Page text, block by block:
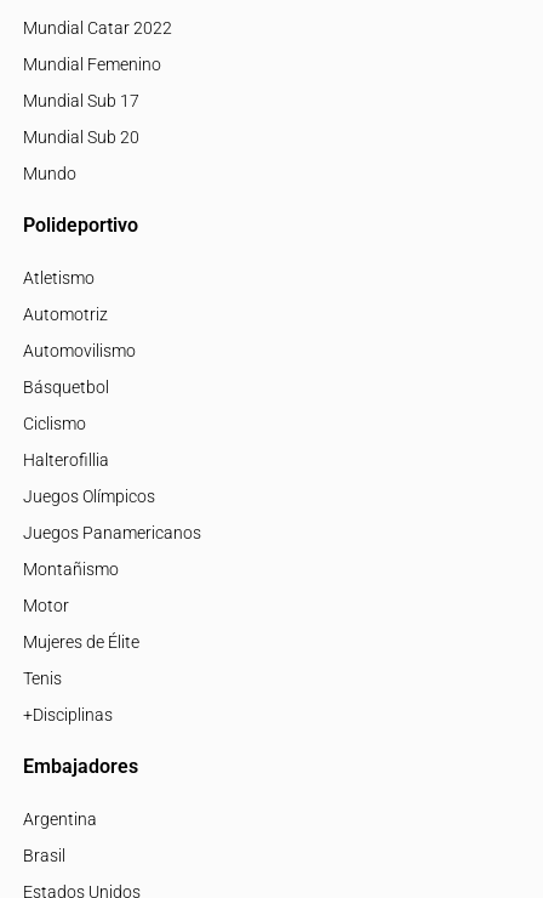
Mundial Catar 2022
Mundial Femenino
Mundial Sub 17
Mundial Sub 20
Mundo
Polideportivo
Atletismo
Automotriz
Automovilismo
Básquetbol
Ciclismo
Halterofillia
Juegos Olímpicos
Juegos Panamericanos
Montañismo
Motor
Mujeres de Élite
Tenis
+Disciplinas
Embajadores
Argentina
Brasil
Estados Unidos